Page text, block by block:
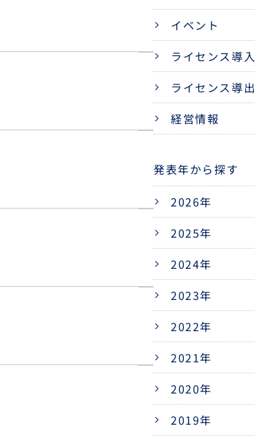
イベント
ライセンス導入
ライセンス導出
経営情報
発表年から探す
2026年
2025年
2024年
2023年
2022年
2021年
2020年
2019年